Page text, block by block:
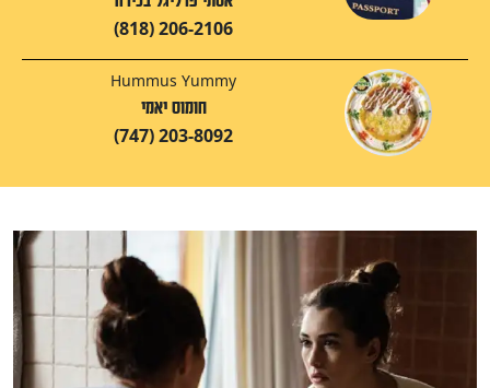
(818) 206-2106
Hummus Yummy
חומוס יאמי
(747) 203-8092